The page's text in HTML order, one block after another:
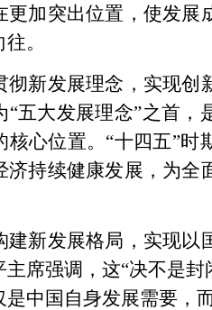
更加突出位置，使发展
。
彻新发展理念，实现创
“五大发展理念”之首，
核心位置。“十四五”
济持续健康发展，为全
建新发展格局，实现以
主席强调，这“决不是
中国自身发展需要，